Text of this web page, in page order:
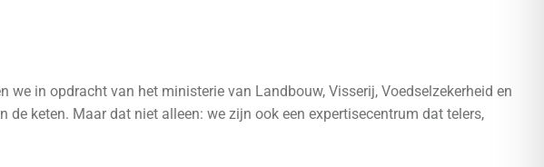
in opdracht van het ministerie van Landbouw, Visserij, Voedselzekerheid en
keten. Maar dat niet alleen: we zijn ook een expertisecentrum dat telers,